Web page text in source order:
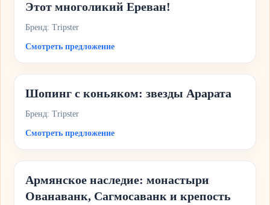
Этот многоликий Ереван!
Бренд: Tripster
Смотреть предложение
Шопинг с коньяком: звезды Арарата
Бренд: Tripster
Смотреть предложение
Армянское наследие: монастыри
Ованаванк, Сагмосаванк и крепость